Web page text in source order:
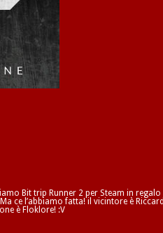
Bit trip Runner 2 per Steam in regalo
ce l’abbiamo fatta! il vicintore è
è Floklore! :V